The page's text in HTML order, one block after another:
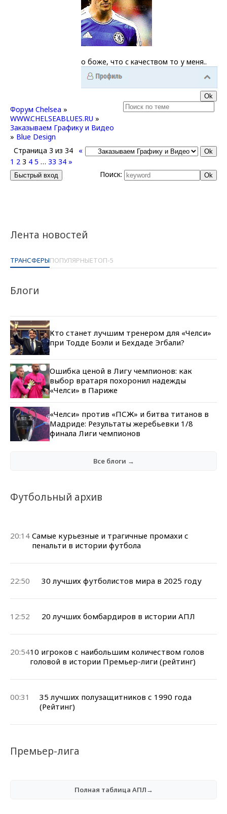
Лента новостей
ТРАНСФЕРЫПОПУЛЯРНЫЕТОП-5
Блоги
Кто станет лучшим тренером для «Челси»
при Тодде Боэли и Бехдаде Эгбали?
Ошибка ценой в Лигу чемпионов: как
выбор вратаря похоронил надежды
«Челси» в Париже
«Челси» против «ПСЖ» и битва титанов в
Мадриде: Результаты жеребьевки 1/8
финала Лиги чемпионов
Все блоги →
Футбольный архив
20:14 Cамые курьезные и трагичные промахи с
пенальти в истории футбола
22:50 30 лучших футболистов мира в 2025 году
12:52 20 лучших бомбардиров в истории АПЛ
20:5410 игроков с наибольшим количеством голов
головой в истории Премьер-лиги (рейтинг)
00:31
35 лучших полузащитников с 1990 года
(Рейтинг)
о боже, что с качеством то у меня..
Форум Chelsea »
WWW.CHELSEABLUES.RU »
Заказываем Графику и Видео
» Blue Design
Страница 3 из 34
«
1 2 3 4 5 … 33 34 »
Поиск:
Премьер-лига
Полная таблица АПЛ→